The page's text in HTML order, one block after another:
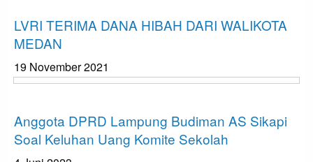
LVRI TERIMA DANA HIBAH DARI WALIKOTA
MEDAN
19 November 2021
Anggota DPRD Lampung Budiman AS Sikapi
Soal Keluhan Uang Komite Sekolah